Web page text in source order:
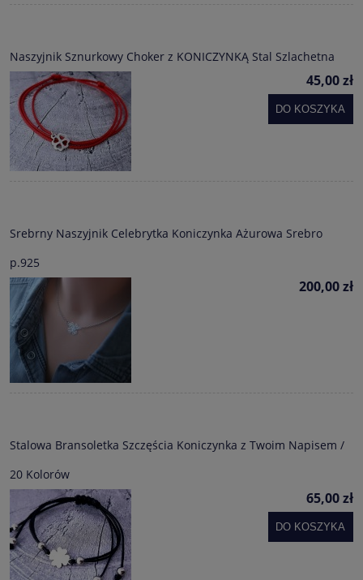
Naszyjnik Sznurkowy Choker z KONICZYNKĄ Stal Szlachetna
45,00 zł
DO KOSZYKA
Srebrny Naszyjnik Celebrytka Koniczynka Ażurowa Srebro
p.925
200,00 zł
Stalowa Bransoletka Szczęścia Koniczynka z Twoim Napisem /
20 Kolorów
65,00 zł
DO KOSZYKA